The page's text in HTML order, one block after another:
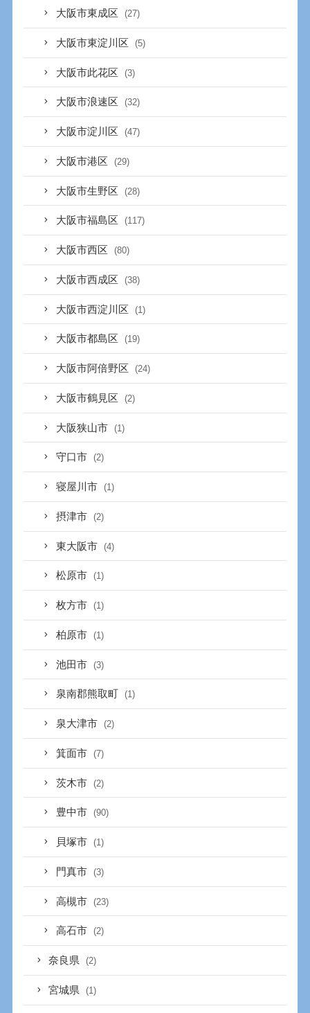
大阪市東成区 (27)
大阪市東淀川区 (5)
大阪市此花区 (3)
大阪市浪速区 (32)
大阪市淀川区 (47)
大阪市港区 (29)
大阪市生野区 (28)
大阪市福島区 (117)
大阪市西区 (80)
大阪市西成区 (38)
大阪市西淀川区 (1)
大阪市都島区 (19)
大阪市阿倍野区 (24)
大阪市鶴見区 (2)
大阪狭山市 (1)
守口市 (2)
寝屋川市 (1)
摂津市 (2)
東大阪市 (4)
松原市 (1)
枚方市 (1)
柏原市 (1)
池田市 (3)
泉南郡熊取町 (1)
泉大津市 (2)
箕面市 (7)
茨木市 (2)
豊中市 (90)
貝塚市 (1)
門真市 (3)
高槻市 (23)
高石市 (2)
奈良県 (2)
宮城県 (1)